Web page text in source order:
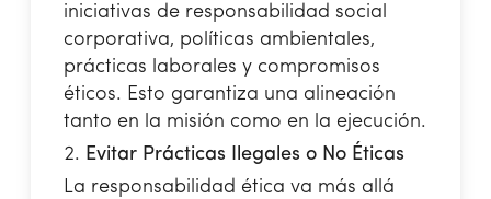
iniciativas de responsabilidad social
corporativa, políticas ambientales,
prácticas laborales y compromisos
éticos. Esto garantiza una alineación
tanto en la misión como en la ejecución.
Evitar Prácticas Ilegales o No Éticas
La responsabilidad ética va más allá